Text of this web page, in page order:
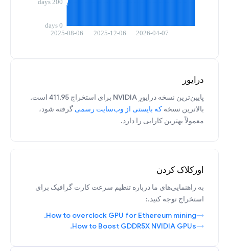
درایور
پایین‌ترین نسخه درایورِ NVIDIA برای استخراج 411.95 است.
بالاترین نسخه که بایستی از وب‌سایت رسمی گرفته شود،
معمولاً بهترین کارایی را دارد.
اورکلاک کردن
به راهنمایی‌های ما درباره تنظیم سرعت کارت گرافیک برای
استخراج توجه کنید.:
How to overclock GPU for Ethereum mining.
How to Boost GDDR5X NVIDIA GPUs.